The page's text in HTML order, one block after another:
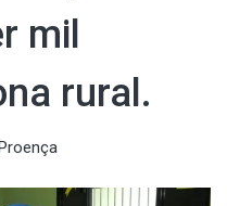
mil
rural.